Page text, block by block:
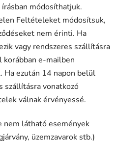
módosíthatjuk.
Feltételeket módosítsuk,
nem érinti. Ha
vagy rendszeres szállításra
korábban e-mailben
Ha ezután 14 napon belül
szállításra vonatkozó
válnak érvényessé.
nem látható események
üzemzavarok stb.)